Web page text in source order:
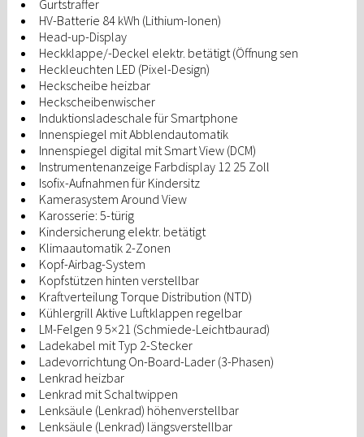
Gurtstraffer
HV-Batterie 84 kWh (Lithium-Ionen)
Head-up-Display
Heckklappe/-Deckel elektr. betätigt (Öffnung sen
Heckleuchten LED (Pixel-Design)
Heckscheibe heizbar
Heckscheibenwischer
Induktionsladeschale für Smartphone
Innenspiegel mit Abblendautomatik
Innenspiegel digital mit Smart View (DCM)
Instrumentenanzeige Farbdisplay 12 25 Zoll
Isofix-Aufnahmen für Kindersitz
Kamerasystem Around View
Karosserie: 5-türig
Kindersicherung elektr. betätigt
Klimaautomatik 2-Zonen
Kopf-Airbag-System
Kopfstützen hinten verstellbar
Kraftverteilung Torque Distribution (NTD)
Kühlergrill Aktive Luftklappen regelbar
LM-Felgen 9 5×21 (Schmiede-Leichtbaurad)
Ladekabel mit Typ 2-Stecker
Ladevorrichtung On-Board-Lader (3-Phasen)
Lenkrad heizbar
Lenkrad mit Schaltwippen
Lenksäule (Lenkrad) höhenverstellbar
Lenksäule (Lenkrad) längsverstellbar